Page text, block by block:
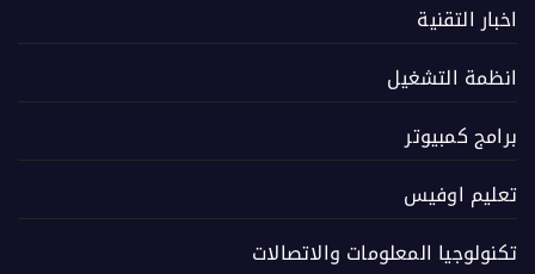
اخبار التقنية
انظمة التشغيل
برامج كمبيوتر
تعليم اوفيس
تكنولوجيا المعلومات والاتصالات